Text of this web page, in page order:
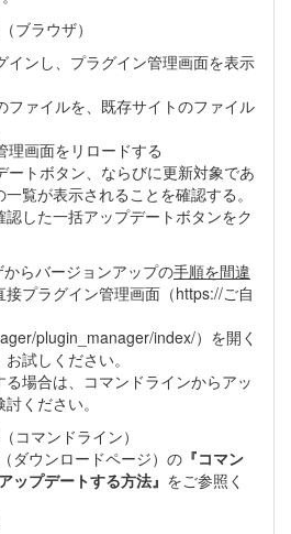
ブラウザ）
インし、プラグイン管理画面を表示
ファイルを、既存サイトのファイル
理画面をリロードする
ートボタン、ならびに更新対象であ
覧が表示されることを確認する。
した一括アップデートボタンをク
らバージョンアップの手順を間違
接プラグイン管理画面（https://ご自
plugin_manager/index/）を開く
試しください。
る場合は、コマンドラインからアッ
ください。
コマンドライン）
ダウンロードページ）の 『コマン
ップデートする方法』 をご参照く